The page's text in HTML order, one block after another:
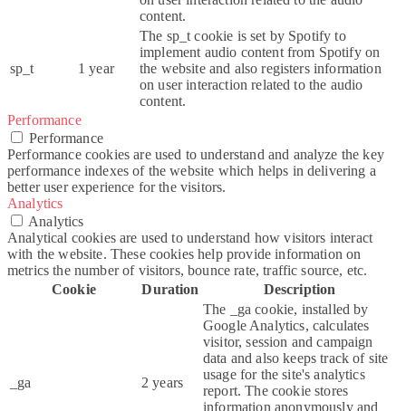
content.
sp_t 1 year
The sp_t cookie is set by Spotify to
implement audio content from Spotify on
the website and also registers information
on user interaction related to the audio
content.
Performance
Performance
Performance cookies are used to understand and analyze the key
performance indexes of the website which helps in delivering a
better user experience for the visitors.
Analytics
Analytics
Analytical cookies are used to understand how visitors interact
with the website. These cookies help provide information on
metrics the number of visitors, bounce rate, traffic source, etc.
Cookie
Duration Description
_ga 2 years
The _ga cookie, installed by
Google Analytics, calculates
visitor, session and campaign
data and also keeps track of site
usage for the site's analytics
report. The cookie stores
information anonymously and